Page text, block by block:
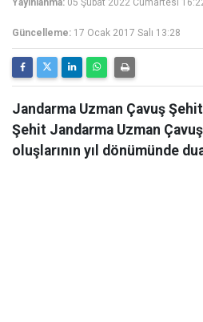
Yayınlanma: 05 Şubat 2022 Cumartesi
Güncelleme: 17 Ocak 2017 Salı 13:28
Jandarma Uzman Çavuş
Şehit Jandarma Uzman
oluşlarının yıl dönümünde